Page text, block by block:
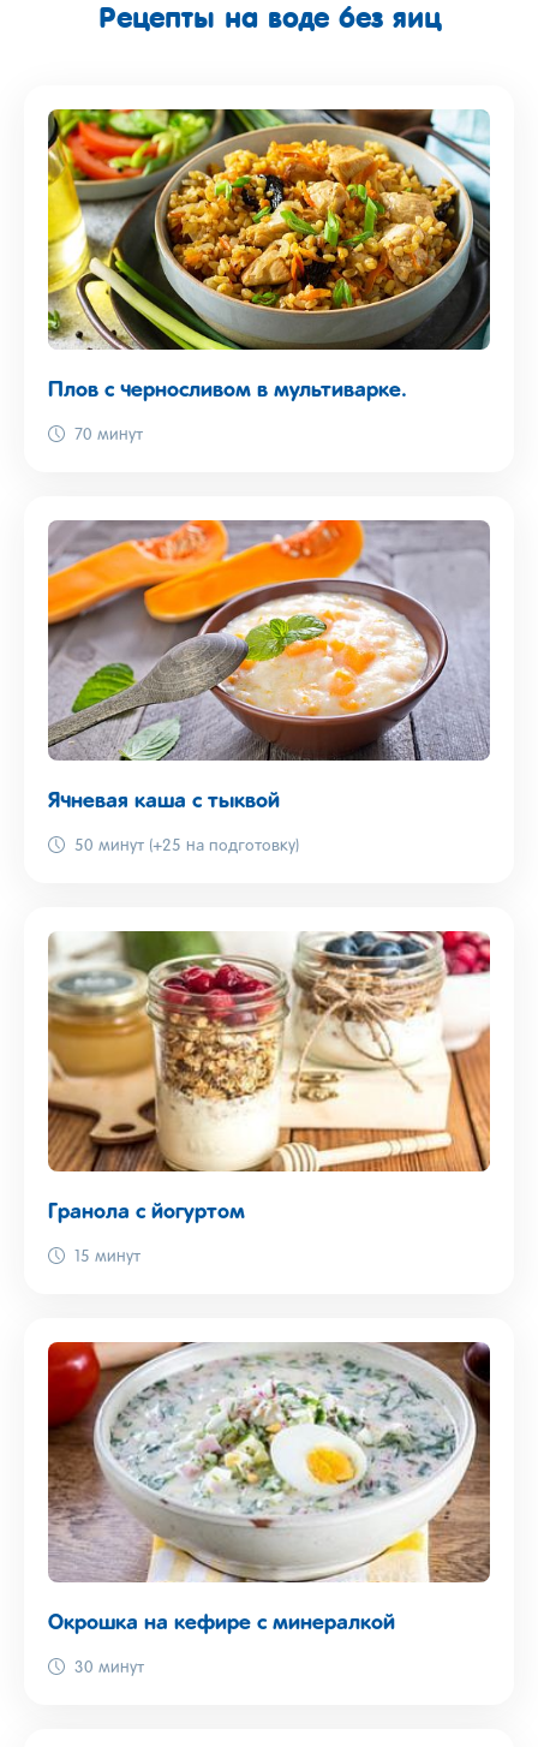
Рецепты на воде без яиц
Плов с черносливом в мультиварке.
70 минут
Ячневая каша с тыквой
50 минут (+25 на подготовку)
Гранола с йогуртом
15 минут
Окрошка на кефире с минералкой
30 минут